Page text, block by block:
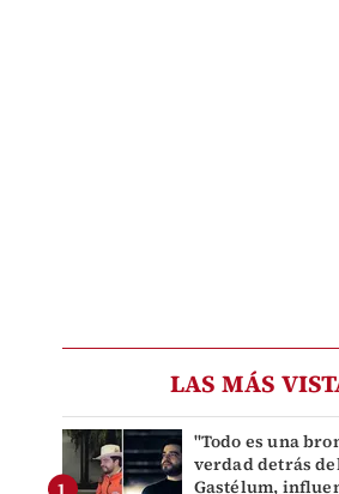
LAS MÁS
"Todo es una
verdad detrás
Gastélum,